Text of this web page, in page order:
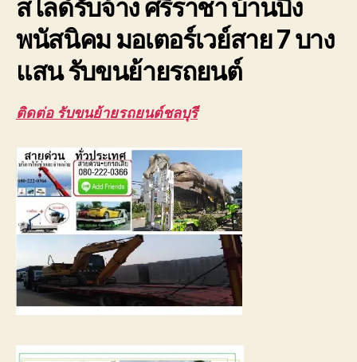
ได้
สไลด์รับจ้าง ศรีราชา บ้านบึง
พนัสนิคม มอเตอร์เวย์สาย 7 บาง
แสน รับขนย้ายรถยนต์
ติดต่อ รับขนย้ายรถยนต์ชลบุรี